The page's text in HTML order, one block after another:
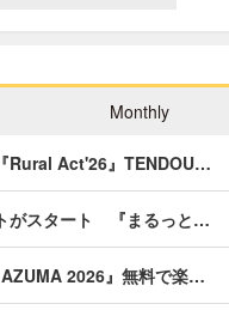
Monthly
Rural Act'26』TENDOU…
がスタート 『まるっと…
2026』無料で楽…